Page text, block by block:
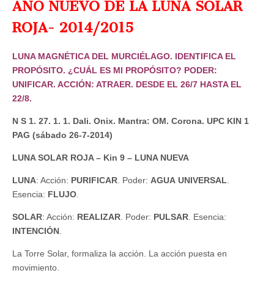
AÑO NUEVO DE LA LUNA SOLAR
ROJA- 2014/2015
LUNA MAGNÉTICA DEL MURCIÉLAGO. IDENTIFICA EL
PROPÓSITO. ¿CUÁL ES MI PROPÓSITO? PODER:
UNIFICAR. ACCIÓN: ATRAER. DESDE EL 26/7 HASTA EL
22/8.
N S 1. 27. 1. 1. Dali. Onix. Mantra: OM. Corona. UPC KIN 1
PAG (sábado 26-7-2014)
LUNA SOLAR ROJA – Kin 9 – LUNA NUEVA
LUNA: Acción: PURIFICAR . Poder: AGUA UNIVERSAL
Esencia: FLUJO
SOLAR: Acción: REALIZAR . Poder: PULSAR . Esencia:
INTENCIÓN
La Torre Solar, formaliza la acción. La acción puesta en
movimiento.